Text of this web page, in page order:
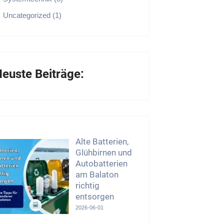
Uncategorized (1)
Beiträge:
Alte Batterien,
Glühbirnen und
Autobatterien
am Balaton
richtig
entsorgen
2026-06-01